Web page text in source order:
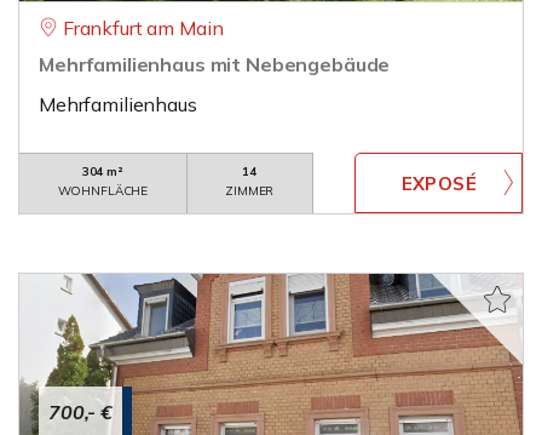
Frankfurt am Main
Mehrfamilienhaus mit Nebengebäude
Mehrfamilienhaus
304 m²
WOHNFLÄCHE
14
ZIMMER
700,- €